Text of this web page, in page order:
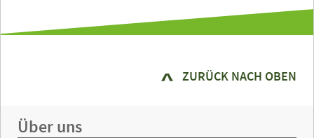
ZURÜCK NACH OBEN
Über uns